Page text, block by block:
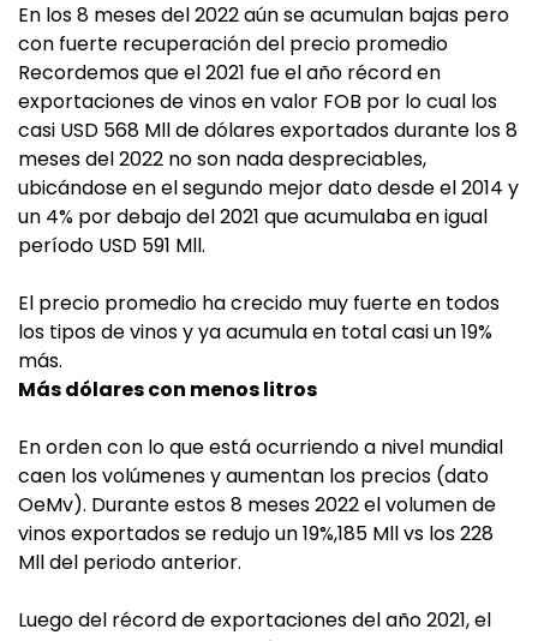
En los 8 meses del 2022 aún se acumulan bajas pero
con fuerte recuperación del precio promedio
Recordemos que el 2021 fue el año récord en
exportaciones de vinos en valor FOB por lo cual los
casi USD 568 Mll de dólares exportados durante los 8
meses del 2022 no son nada despreciables,
ubicándose en el segundo mejor dato desde el 2014 y
un 4% por debajo del 2021 que acumulaba en igual
período USD 591 Mll.
El precio promedio ha crecido muy fuerte en todos
los tipos de vinos y ya acumula en total casi un 19%
más.
Más dólares con menos litros
En orden con lo que está ocurriendo a nivel mundial
caen los volúmenes y aumentan los precios (dato
OeMv). Durante estos 8 meses 2022 el volumen de
vinos exportados se redujo un 19%,185 Mll vs los 228
Mll del periodo anterior.
Luego del récord de exportaciones del año 2021, el